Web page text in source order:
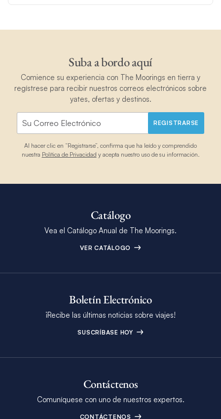
Suba a bordo aquí
Comience su experiencia con The Moorings en tierra y
regístrese para recibir nuestros correos electrónicos sobre
yates, ofertas y destinos.
REGISTRARSE
Al hacer clic en “Registrarse”, confirma que ha leído y comprendido
nuestra Política de Privacidad y acepta nuestro uso de su información.
Catálogo
Vea el Catálogo Anual de The Moorings.
VER CATÁLOGO
Boletín Electrónico
¡Recibe las últimas noticias sobre viajes!
SUSCRÍBASE HOY
Contáctenos
Comuníquese con uno de nuestros expertos.
CONTÁCTENOS